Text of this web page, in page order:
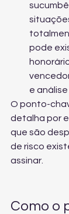
pode
e análise
O ponto-
detalha por
que são
de risco
assinar.
Como o